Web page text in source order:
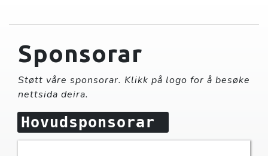
Sponsorar
Støtt våre sponsorar. Klikk på logo for å besøke
nettsida deira.
Hovudsponsorar